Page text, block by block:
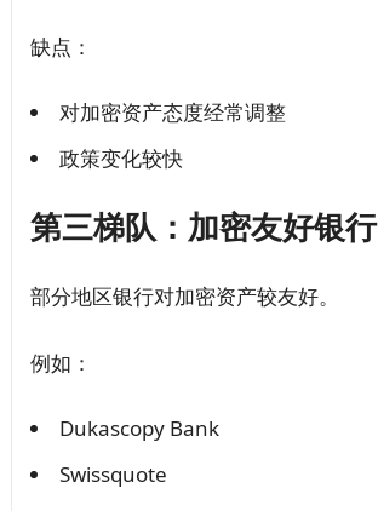
缺点：
对加密资产态度经常调整
政策变化较快
第三梯队：加密友好银行
部分地区银行对加密资产较友好。
例如：
Dukascopy Bank
Swissquote